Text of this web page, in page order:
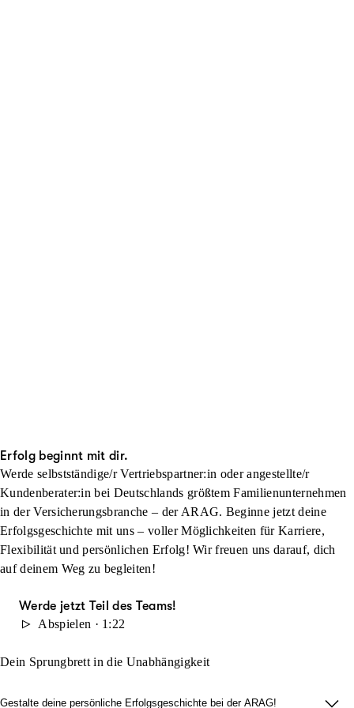
Erfolg beginnt mit dir.
Werde selbstständige/r Vertriebspartner:in oder angestellte/r
Kundenberater:in bei Deutschlands größtem Familienunternehmen
in der Versicherungsbranche – der ARAG. Beginne jetzt deine
Erfolgsgeschichte mit uns – voller Möglichkeiten für Karriere,
Flexibilität und persönlichen Erfolg! Wir freuen uns darauf, dich
auf deinem Weg zu begleiten!
Werde jetzt Teil des Teams!
Abspielen · 1:22
Dein Sprungbrett in die Unabhängigkeit
Gestalte deine persönliche Erfolgsgeschichte bei der ARAG!